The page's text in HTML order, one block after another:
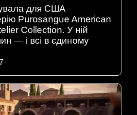
для США
Purosangue American
Collection. У ній
— і всі в єдиному